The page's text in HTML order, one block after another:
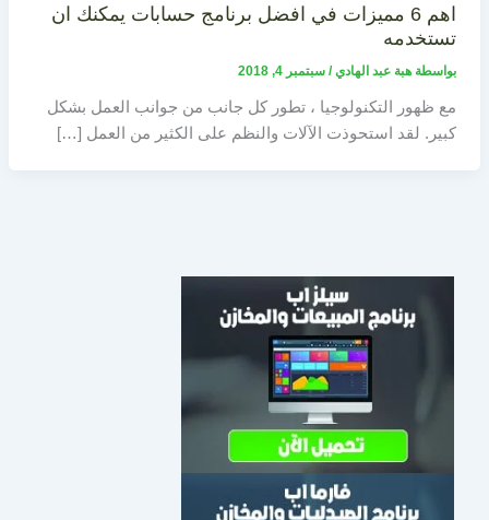
اهم 6 مميزات في افضل برنامج حسابات يمكنك ان
تستخدمه
بواسطة هبة عبد الهادي/ سبتمبر 4, 2018
مع ظهور التكنولوجيا ، تطور كل جانب من جوانب العمل بشكل
كبير. لقد استحوذت الآلات والنظم على الكثير من العمل […]